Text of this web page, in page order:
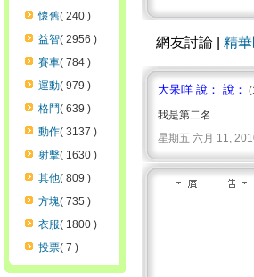
懷舊( 240 )
益智( 2956 )
賽車( 784 )
運動( 979 )
格鬥( 639 )
動作( 3137 )
射擊( 1630 )
其他( 809 )
方塊( 735 )
衣服( 1800 )
投票( 7 )
網友討論 | 精
大呆咩 說： 說：
我是第二名
星期五 六月 11,